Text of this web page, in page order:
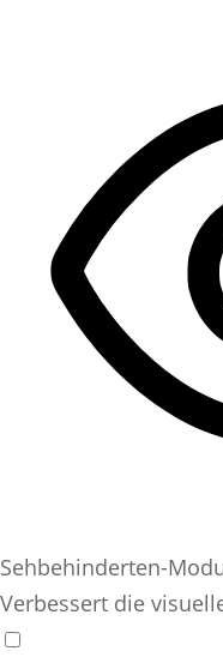
Sehbehinderten-
Verbessert die